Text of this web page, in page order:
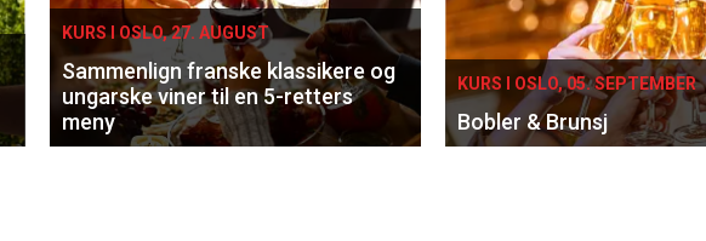
KURS I OSLO, 27. AUGUST
Sammenlign franske klassikere og
ungarske viner til en 5-retters
meny
KURS I OSLO, 05. SEPTEMBER
Bobler & Brunsj